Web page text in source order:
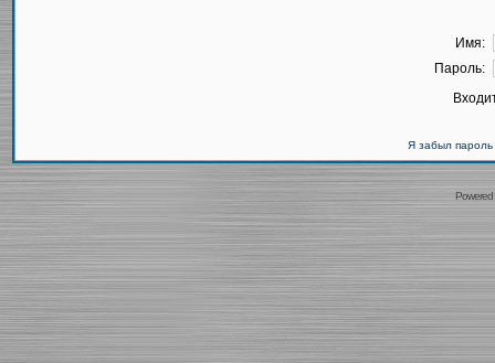
Имя:
Пароль:
Я забыл пароль